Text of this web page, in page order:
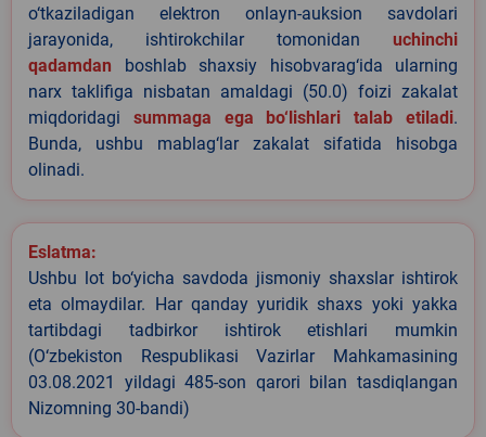
o‘tkaziladigan elektron onlayn-auksion savdolari
jarayonida, ishtirokchilar tomonidan uchinchi
qadamdan boshlab shaxsiy hisobvarag‘ida ularning
narx taklifiga nisbatan amaldagi (50.0) foizi zakalat
miqdoridagi summaga ega bo‘lishlari talab etiladi.
Bunda, ushbu mablag‘lar zakalat sifatida hisobga
olinadi.
Eslatma:
Ushbu lot bo‘yicha savdoda jismoniy shaxslar ishtirok
eta olmaydilar. Har qanday yuridik shaxs yoki yakka
tartibdagi tadbirkor ishtirok etishlari mumkin
(O‘zbekiston Respublikasi Vazirlar Mahkamasining
03.08.2021 yildagi 485-son qarori bilan tasdiqlangan
Nizomning 30-bandi)